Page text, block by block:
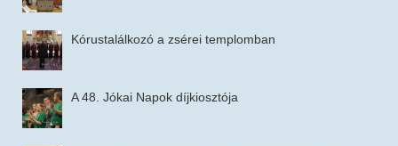
Kórustalálkozó a zsérei templomban
A 48. Jókai Napok díjkiosztója